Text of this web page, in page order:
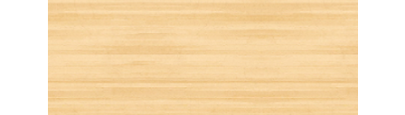
add_circle_outlineVytvoriť nový zoznam
((cancelText)) ((modalDeleteText))
Vytvoriť zoznam želaní Ukončiť
Registrovať sa Ukončiť